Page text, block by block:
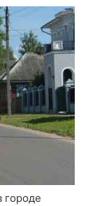
городе